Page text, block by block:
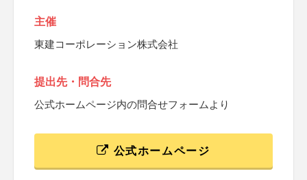
主催
東建コーポレーション株式会社
提出先・問合先
公式ホームページ内の問合せフォームより
公式ホームページ